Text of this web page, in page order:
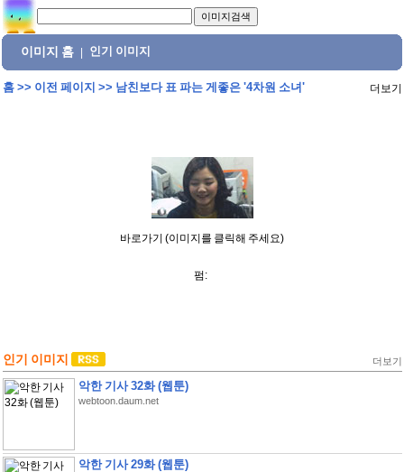
이미지 홈 인기 이미지
홈>> 이전 페이지 >> 남친보다 표 파는 게좋은 '4차원 소녀' 더보기
바로가기 (이미지를 클릭해 주세요)
펌:
인기 이미지 더보기
악한 기사 32화 (웹툰)
webtoon.daum.net
악한 기사 29화 (웹툰)